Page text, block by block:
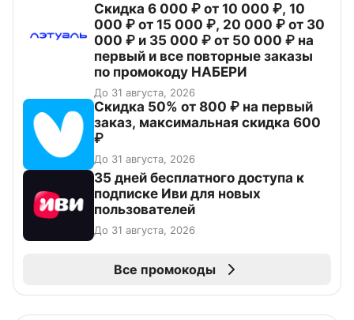
Скидка 6 000 ₽ от 10 000 ₽, 10
000 ₽ от 15 000 ₽, 20 000 ₽ от 30
000 ₽ и 35 000 ₽ от 50 000 ₽ на
первый и все повторные заказы
по промокоду НАБЕРИ
До 31 августа, 2026
Скидка 50% от 800 ₽ на первый
заказ, максимальная скидка 600
₽
До 31 августа, 2026
35 дней бесплатного доступа к
подписке Иви для новых
пользователей
До 31 августа, 2026
Все промокоды